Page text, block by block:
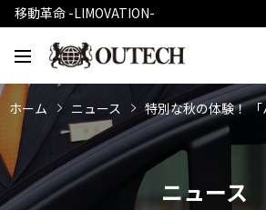
移動革命 -LIMOVATION-
ホーム ニュース 特別な秋の体験！ 「
ニュース